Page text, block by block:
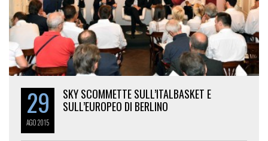
29
AGO2015
SKY SCOMMETTE SULL’ITALBASKET E
SULL’EUROPEO DI BERLINO